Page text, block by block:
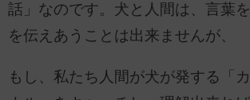
話」なのです。犬と人間は、言葉
を伝えあうことは出来ませんが、
もし、私たち人間が犬が発する「